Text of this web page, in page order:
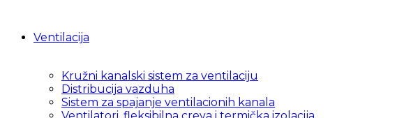
Ventilacija
Kružni kanalski sistem za ventilaciju
Distribucija vazduha
Sistem za spajanje ventilacionih kanala